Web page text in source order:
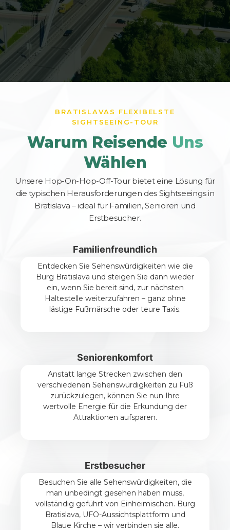
BRATISLAVAS FLEXIBELSTE
SIGHTSEEING-TOUR
Warum Reisende Uns
Wählen
Unsere Hop-On-Hop-Off-Tour bietet eine Lösung für
die typischen Herausforderungen des Sightseeings in
Bratislava – ideal für Familien, Senioren und
Erstbesucher.
Familienfreundlich
Entdecken Sie Sehenswürdigkeiten wie die
Burg Bratislava und steigen Sie dann wieder
ein, wenn Sie bereit sind, zur nächsten
Haltestelle weiterzufahren – ganz ohne
lästige Fußmärsche oder teure Taxis.
Seniorenkomfort
Anstatt lange Strecken zwischen den
verschiedenen Sehenswürdigkeiten zu Fuß
zurückzulegen, können Sie nun Ihre
wertvolle Energie für die Erkundung der
Attraktionen aufsparen.
Erstbesucher
Besuchen Sie alle Sehenswürdigkeiten, die
man unbedingt gesehen haben muss,
vollständig geführt von Einheimischen. Burg
Bratislava, UFO-Aussichtsplattform und
Blaue Kirche – wir verbinden sie alle.